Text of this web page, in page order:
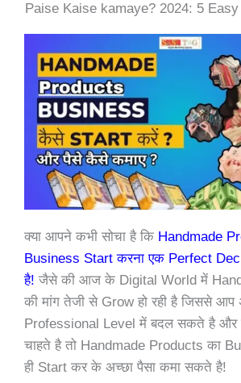
Paise Kaise kamaye? 2024: 5
क्या आपने कभी सोचा है कि Handmade
Business Start करना एक Perfect
है! जैसे की आज के Digital World में
की मांग तेजी से Grow हो रही है जिससे
Professional Level में बदल सकते है और
चाहते है तो Handmade Products का
ही Start कर के अच्छा पैसा कमा सकते है!